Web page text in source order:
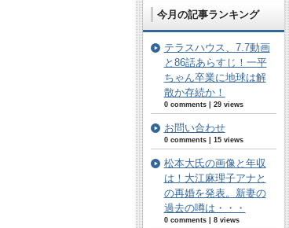
今月の記事ランキング
テラスハウス、7.7動画
と86話あらすじ！一平
ちゃん卒業に地球は解
散か存続か！
0 comments| 29 views
お問い合わせ
0 comments| 15 views
松本大氏の画像と年収
は！大江麻理子アナと
の再婚を発表。新妻の
過去の噂は・・・
0 comments| 8 views